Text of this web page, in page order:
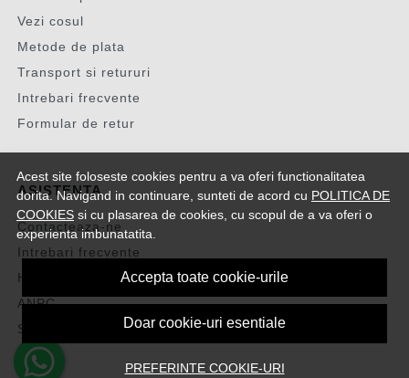
Acest site foloseste cookies pentru a va oferi functionalitatea
dorita. Navigand in continuare, sunteti de acord cu POLITICA DE
COOKIES si cu plasarea de cookies, cu scopul de a va oferi o
experienta imbunatatita.
Accepta toate cookie-urile
Doar cookie-uri esentiale
PREFERINTE COOKIE-URI
Vezi cosul
Metode de plata
Transport si retururi
Intrebari frecvente
Formular de retur
ASISTENTA
Contacteaza-ne
Intrebari frecvente
Harta site
ANPC
Solutionarea litigiilor